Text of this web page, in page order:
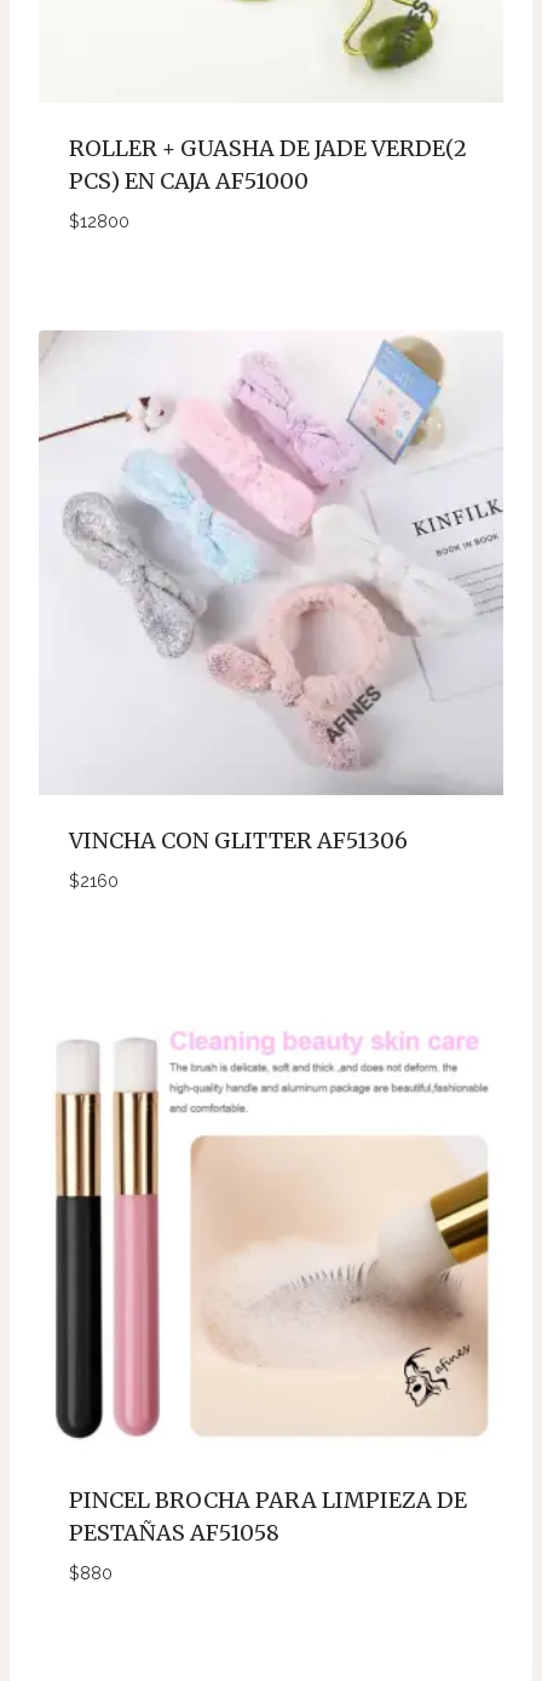
ROLLER + GUASHA DE JADE VERDE(2
PCS) EN CAJA AF51000
$12800
VINCHA CON GLITTER AF51306
$2160
PINCEL BROCHA PARA LIMPIEZA DE
PESTAÑAS AF51058
$880